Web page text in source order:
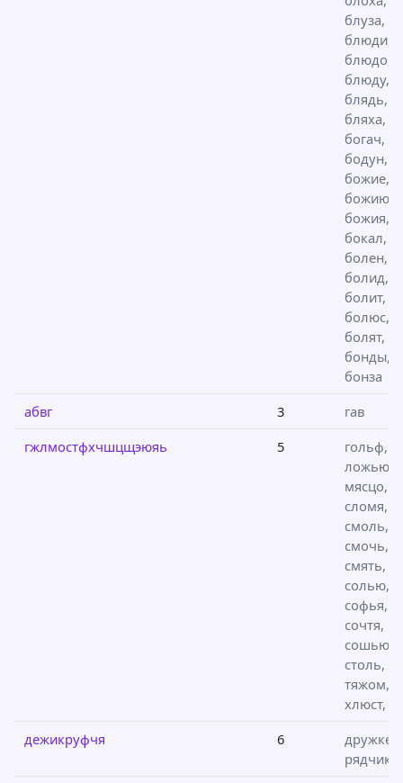
блуза,
блюди,
блюдо,
блюду,
блядь,
бляха,
богач,
бодун,
божие,
божию,
божия,
бокал,
болен,
болид,
болит,
болюс,
болят,
бонды,
бонза
абвг
3
гав
гжлмостфхчшцщэюяь
5
гольф,
ложью,
мясцо,
сломя,
смоль,
смочь,
смять,
солью,
софья,
сочтя,
сошью,
столь,
тяжом,
хлюст,
дежикруфчя
6
дружке,
рядчик